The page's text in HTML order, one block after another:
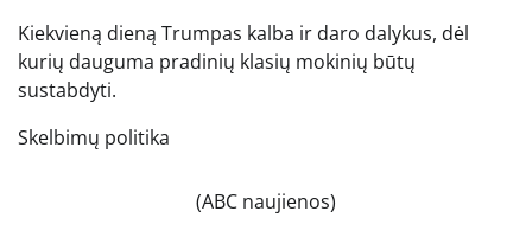
Kiekvieną dieną Trumpas kalba ir daro dalykus, dėl
kurių dauguma pradinių klasių mokinių būtų
sustabdyti.
Skelbimų politika
(ABC naujienos)